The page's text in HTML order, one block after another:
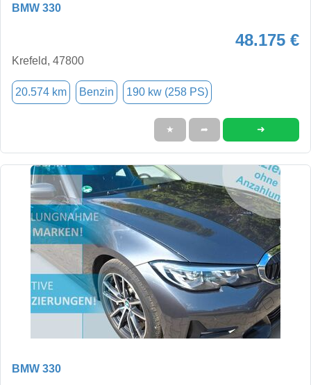
BMW 330
48.175 €
Krefeld, 47800
20.574 km Benzin 190 kw (258 PS)
★ ➦ ➜
BMW 330